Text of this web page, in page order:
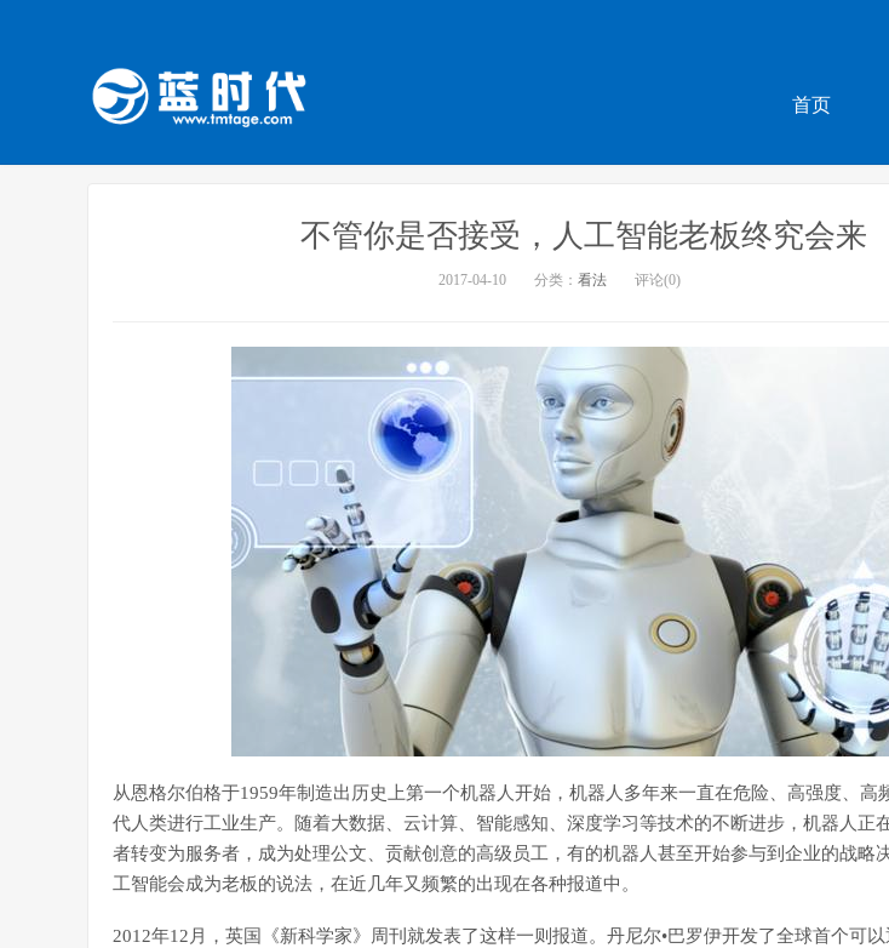
首页
不管你是否接受，人工智能老板终究会来
2017-04-10 分类： 看法 评论(0)
从恩格尔伯格于1959年制造出历史上第一个机器人开始，机器人多年来一直在危险、高强度、高
代人类进行工业生产。随着大数据、云计算、智能感知、深度学习等技术的不断进步，机器人正
者转变为服务者，成为处理公文、贡献创意的高级员工，有的机器人甚至开始参与到企业的战略
工智能会成为老板的说法，在近几年又频繁的出现在各种报道中。
2012年12月，英国《新科学家》周刊就发表了这样一则报道。丹尼尔•巴罗伊开发了全球首个可